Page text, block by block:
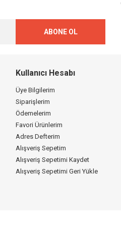
ABONE OL
Kullanıcı Hesabı
Üye Bilgilerim
Siparişlerim
Ödemelerim
Favori Ürünlerim
Adres Defterim
Alışveriş Sepetim
Alışveriş Sepetimi Kaydet
Alışveriş Sepetimi Geri Yükle